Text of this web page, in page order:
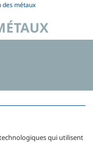
des métaux
qui utilisent